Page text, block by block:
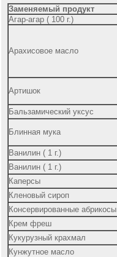
Заменяемый продукт
Агар-агар ( 100 г.)
Арахисовое масло
Артишок
Бальзамический уксус
Блинная мука
Ванилин ( 1 г.)
Ванилин ( 1 г.)
Каперсы
Кленовый сироп
Консервированные абрикосы
Крем фреш
Кукурузный крахмал
Кунжутное масло